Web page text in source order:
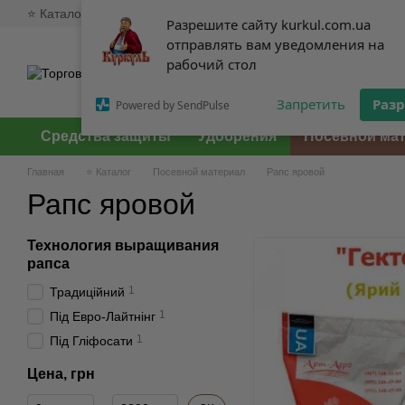
Разрешите сайту kurkul.com.ua
отправлять вам уведомления на
рабочий стол
Powered by SendPulse Запретить
Разрешите сайту kurkul.com.ua
отправлять вам уведомления на
рабочий стол
Powered by SendPulse Запретить
Перейти к основному контенту
⭐ Каталог
Средства защиты Удобрения Посевной
Главная ⭐ Каталог Посевной материал Рапс яровой
Рапс яровой
Технология выращивания
рапса
Традиційний 1
Під Евро-Лайтнінг 1
Під Гліфосати 1
Цена, грн
От Цена, грн
До Цена, грн